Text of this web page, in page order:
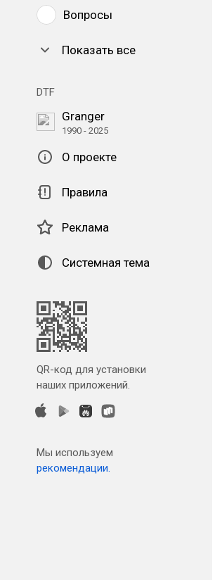
Вопросы
Показать все
DTF
Granger
1990 - 2025
О проекте
Правила
Реклама
Системная тема
QR-код для установки
наших приложений.
Мы используем
рекомендации.